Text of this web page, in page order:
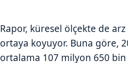
Rapor, küresel ölçekte de
ortaya koyuyor. Buna göre,
ortalama 107 milyon 650